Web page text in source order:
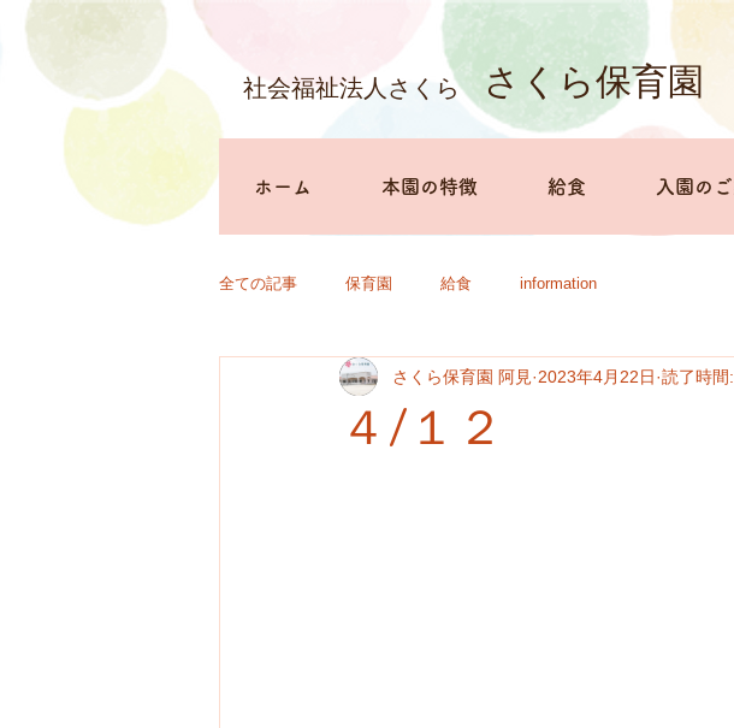
社会福祉法人さくら さくら保育園
ホーム 本園の特徴 給食 入園の
全ての記事 保育園 給食 information
４/１２
さくら保育園 阿見 2023年4月22日 読了時間